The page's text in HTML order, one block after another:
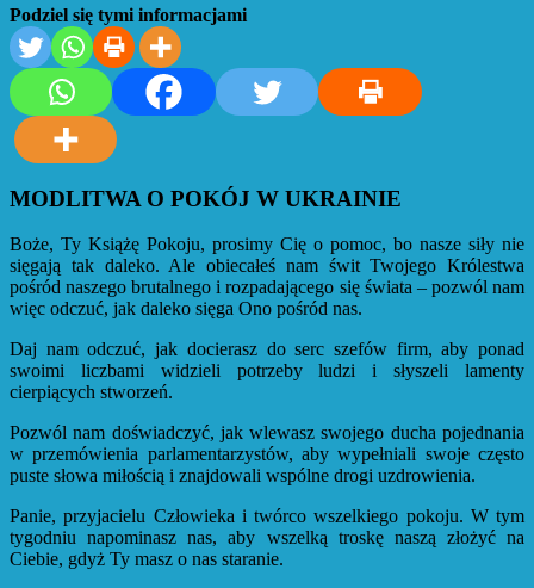
Podziel się tymi informacjami
MODLITWA O POKÓJ W UKRAINIE
Boże, Ty Książę Pokoju, prosimy Cię o pomoc, bo nasze siły nie
sięgają tak daleko. Ale obiecałeś nam świt Twojego Królestwa
pośród naszego brutalnego i rozpadającego się świata – pozwól nam
więc odczuć, jak daleko sięga Ono pośród nas.
Daj nam odczuć, jak docierasz do serc szefów firm, aby ponad
swoimi liczbami widzieli potrzeby ludzi i słyszeli lamenty
cierpiących stworzeń.
Pozwól nam doświadczyć, jak wlewasz swojego ducha pojednania
w przemówienia parlamentarzystów, aby wypełniali swoje często
puste słowa miłością i znajdowali wspólne drogi uzdrowienia.
Panie, przyjacielu Człowieka i twórco wszelkiego pokoju. W tym
tygodniu napominasz nas, aby wszelką troskę naszą złożyć na
Ciebie, gdyż Ty masz o nas staranie.